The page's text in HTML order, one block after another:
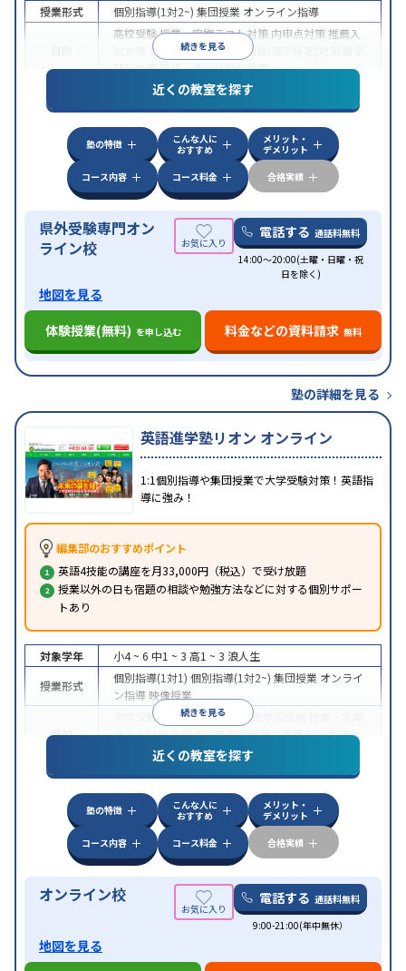
続きを見る
授業形式
個別指導(1対2~) 集団授業 オンライン指導
高校受験授業・定期テスト対策 内申点対策推薦入
英検(英語検定)対策 漢検(漢字検定)対策
特化対策英語・英会話特化対策
オンライン対応
近くの教室を探す
塾の特徴
こんな人に
おすすめ
メリット・
デメリット
コース内容
コース料金 合格実績
県外受験専門オン
ライン校
電話する 通話料無料
14:00～20:00(土曜・日曜・祝
日を除く)
地図を見る
体験授業(無料) を申し込む 料金などの資料請求 無料
塾の詳細を見る
英語進学塾リオン オンライン
1:1個別指導や集団授業で大学受験対策！英語指
導に強み！
編集部のおすすめポイント
英語4技能の講座を月33,000円（税込）で受け放題
授業以外の日も宿題の相談や勉強方法などに対する個別サポー
トあり
続きを見る
対象学年 小4 ~ 6 中1 ~ 3 高1 ~ 3 浪人生
授業形式
個別指導(1対1) 個別指導(1対2~) 集団授業 オンライ
ン指導 映像授業
目的
中学受験 高校受験大学受験 医学部受験
テスト対策内申点対策学習習慣の定着総合型選抜
(旧AO)対策 推薦入試対策学校別特化対策
特徴
中高一貫校生に対応特待生・奨学金制度あり成績
保証制度あり授業の振替可能 不登校生に対応
ライン対応
1科目から受講可能
季節講習のみの受講
近くの教室を探す
塾の特徴
こんな人に
おすすめ
メリット・
デメリット
コース内容
コース料金 合格実績
オンライン校 電話する 通話料無料
9:00-21:00(年中無休）
地図を見る